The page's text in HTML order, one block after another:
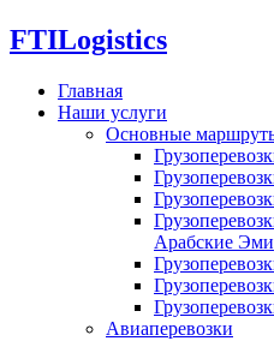
FTILogistics
Главная
Наши услуги
Основные
Арабские
Авиаперевозки